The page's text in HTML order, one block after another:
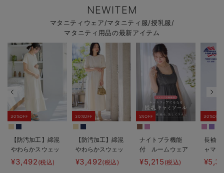
NEWITEM
マタニティウェア/マタニティ服/授乳服/
マタニティ用品の最新アイテム
30%OFF
【防汚加工】綿混
やわらかスウェッ
ト半袖ティアード
ネグリジェ マタ
¥3,492 (税込)
30%OFF
【防汚加工】綿混
やわらかスウェッ
ト半袖フレアワン
ピース マタニテ
¥3,492(税込)
5%OFF
ナイトブラ機能
付 ルームウェア
にもなる授乳キャ
ミソール
¥5,215 (税込)
30%OFF
長袖サ
ャマ
ェー